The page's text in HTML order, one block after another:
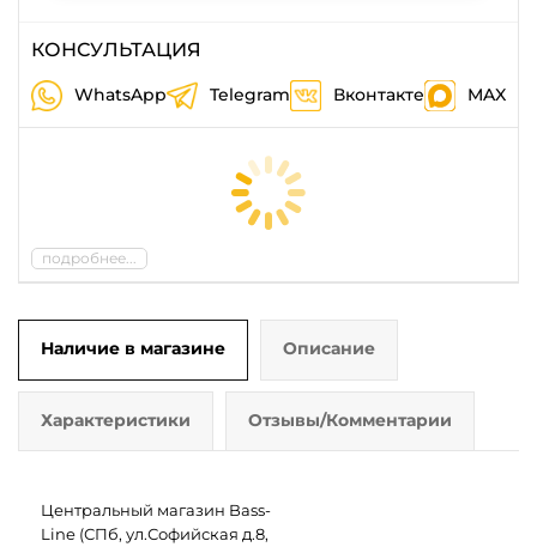
КОНСУЛЬТАЦИЯ
WhatsApp Telegram Вконтакте MAX
подробнее...
Наличие в магазине Описание
Характеристики Отзывы/Комментарии
Центральный магазин Bass-
Line (СПб, ул.Софийская д.8,